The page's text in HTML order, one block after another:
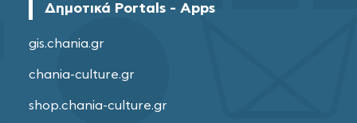
Δημοτικά Portals - Apps
gis.chania.gr
chania-culture.gr
shop.chania-culture.gr